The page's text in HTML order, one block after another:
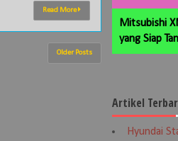
Read More
Older Posts
Mitsubishi
yang Siap
Artikel
Hyundai